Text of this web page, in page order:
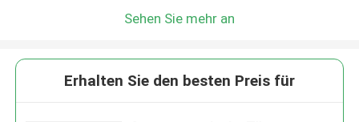
Sehen Sie mehr an
Erhalten Sie den besten Preis für